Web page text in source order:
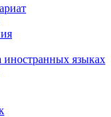
иностранных языках